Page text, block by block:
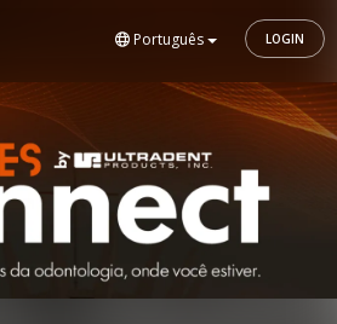
Português LOGIN